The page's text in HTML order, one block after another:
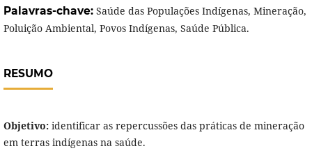
Palavras-chave: Saúde das Populações Indígenas, Mineração,
Poluição Ambiental, Povos Indígenas, Saúde Pública.
RESUMO
Objetivo:identificar as repercussões das práticas de mineração
em terras indígenas na saúde.